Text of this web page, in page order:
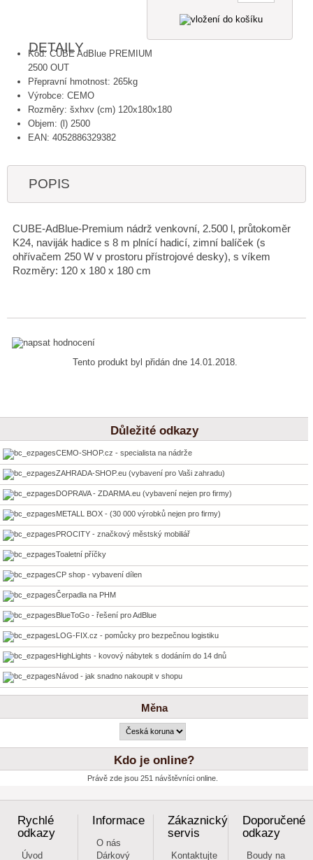
DETAILY
Kód: CUBE AdBlue PREMIUM
2500 OUT
Přepravní hmotnost: 265kg
Výrobce: CEMO
Rozměry: šxhxv (cm) 120x180x180
Objem: (l) 2500
EAN: 4052886329382
POPIS
CUBE-AdBlue-Premium nádrž venkovní, 2.500 l, průtokoměr
K24, naviják hadice s 8 m plnící hadicí, zimní balíček (s
ohřívačem 250 W v prostoru přístrojové desky), s víkem
Rozměry: 120 x 180 x 180 cm
Tento produkt byl přidán dne 14.01.2018.
Důležité odkazy
CEMO-SHOP.cz - specialista na nádrže
ZAHRADA-SHOP.eu (vybavení pro Vaši zahradu)
DOPRAVA - ZDARMA.eu (vybavení nejen pro firmy)
METALL BOX - (30 000 výrobků nejen pro firmy)
PROCITY - značkový městský mobiliář
Toaletní příčky
CP shop - vybavení dílen
Čerpadla na PHM
BlueToGo - řešení pro AdBlue
LOG-FIX.cz - pomůcky pro bezpečnou logistiku
HighLights - kovový nábytek s dodáním do 14 dnů
Návod - jak snadno nakoupit v shopu
Měna
Kdo je online?
Právě zde jsou 251 návštěvníci online.
Rychlé
odkazy
Úvod
Informace
O nás
Dárkový
Zákaznický
servis
Kontaktujte
Doporučené
odkazy
Boudy na